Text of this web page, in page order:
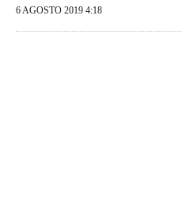
6 AGOSTO 2019 4:18